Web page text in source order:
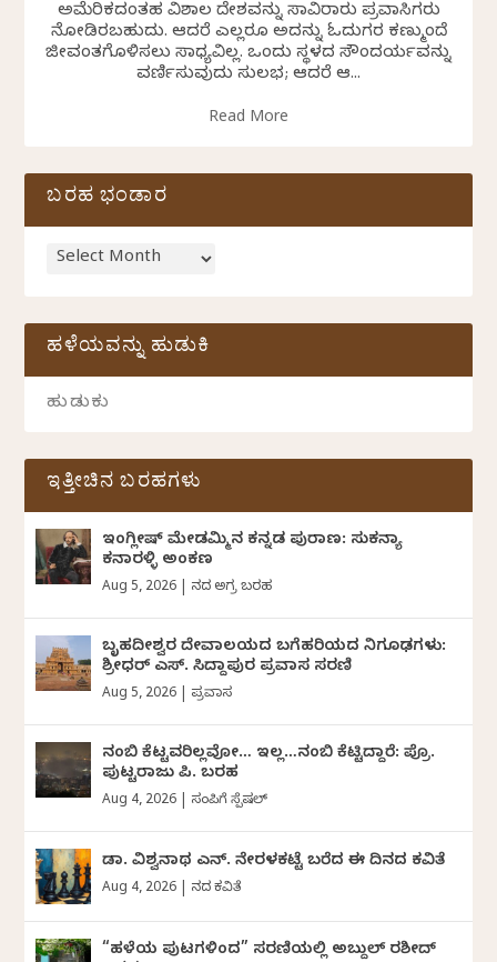
ಅಮೆರಿಕದಂತಹ ವಿಶಾಲ ದೇಶವನ್ನು ಸಾವಿರಾರು ಪ್ರವಾಸಿಗರು
ನೋಡಿರಬಹುದು. ಆದರೆ ಎಲ್ಲರೂ ಅದನ್ನು ಓದುಗರ ಕಣ್ಮುಂದೆ
ಜೀವಂತಗೊಳಿಸಲು ಸಾಧ್ಯವಿಲ್ಲ. ಒಂದು ಸ್ಥಳದ ಸೌಂದರ್ಯವನ್ನು
ವರ್ಣಿಸುವುದು ಸುಲಭ; ಆದರೆ ಆ...
Read More
ಬರಹ ಭಂಡಾರ
ಹಳೆಯವನ್ನು ಹುಡುಕಿ
ಇತ್ತೀಚಿನ ಬರಹಗಳು
ಇಂಗ್ಲೀಷ್ ಮೇಡಮ್ಮಿನ ಕನ್ನಡ ಪುರಾಣ: ಸುಕನ್ಯಾ
ಕನಾರಳ್ಳಿ ಅಂಕಣ
Aug 5, 2026 ದಿನದ ಅಗ್ರ ಬರಹ
ಬೃಹದೀಶ್ವರ ದೇವಾಲಯದ ಬಗೆಹರಿಯದ ನಿಗೂಢಗಳು:
ಶ್ರೀಧರ್‌ ಎಸ್.‌ ಸಿದ್ದಾಪುರ ಪ್ರವಾಸ ಸರಣಿ
Aug 5, 2026 ಪ್ರವಾಸ
ನಂಬಿ ಕೆಟ್ಟವರಿಲ್ಲವೋ… ಇಲ್ಲ…ನಂಬಿ ಕೆಟ್ಟಿದ್ದಾರೆ: ಪ್ರೊ.
ಪುಟ್ಟರಾಜು ಪಿ. ಬರಹ
Aug 4, 2026 ಸಂಪಿಗೆ ಸ್ಪೆಷಲ್
ಡಾ. ವಿಶ್ವನಾಥ ಎನ್.‌ ನೇರಳಕಟ್ಟೆ ಬರೆದ ಈ ದಿನದ ಕವಿತೆ
Aug 4, 2026 ದಿನದ ಕವಿತೆ
“ಹಳೆಯ ಪುಟಗಳಿಂದ” ಸರಣಿಯಲ್ಲಿ ಅಬ್ದುಲ್‌ ರಶೀದ್‌